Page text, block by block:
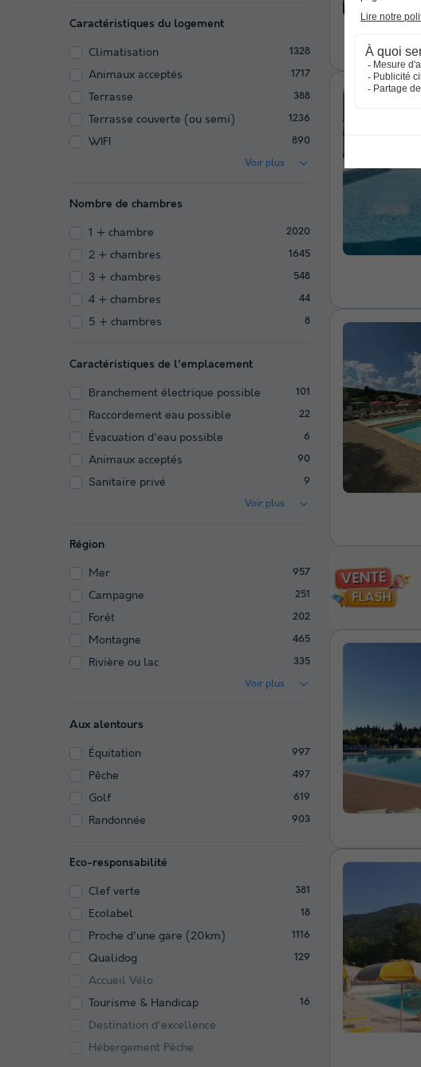
Caractéristiques du logement
Climatisation 1328
Animaux acceptés 1717
Terrasse 388
Terrasse couverte (ou semi) 1236
WIFI 890
Voir plus
Nombre de chambres
1 + chambre 2020
2 + chambres 1645
3 + chambres 548
4 + chambres 44
5 + chambres 8
Caractéristiques de l'emplacement
Branchement électrique possible 101
Raccordement eau possible 22
Évacuation d'eau possible 6
Animaux acceptés 90
Sanitaire privé 9
Voir plus
Région
Mer 957
Campagne 251
Forêt 202
Montagne 465
Rivière ou lac 335
Voir plus
Aux alentours
Équitation 997
Pêche 497
Golf 619
Randonnée 903
Eco-responsabilité
Clef verte 381
Ecolabel 18
Proche d'une gare (20km) 1116
Qualidog 129
Accueil Vélo
Tourisme & Handicap
16
Destination d'excellence
Hébergement Pêche